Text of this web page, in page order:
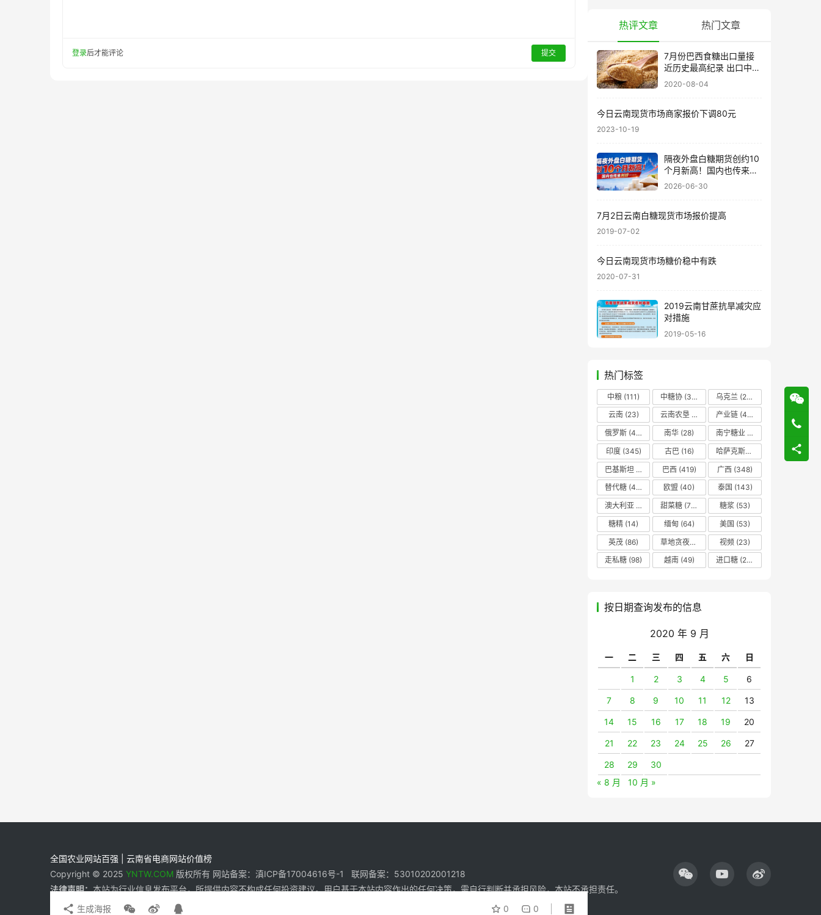
0 0
生成海报
登录后才能评论 提交
热评文章 热门文章
7月份巴西食糖出口量接
近历史最高纪录 出口中国
超40万吨
2020-08-04
今日云南现货市场商家报价下调80元
2023-10-19
隔夜外盘白糖期货创约10
个月新高！国内也传来利
好……
2026-06-30
7月2日云南白糖现货市场报价提高
2019-07-02
今日云南现货市场糖价稳中有跌
2020-07-31
2019云南甘蔗抗旱减灾应
对措施
2019-05-16
热门标签
中粮 (111) 中糖协 (37) 乌克兰 (20)
云南(23) 云南农垦 产业链 (42)
俄罗斯 (43) 南华 (28) 南宁糖业
印度(345) 古巴(16) 哈萨克斯坦
巴基斯坦
巴西(419) 广西 (348)
替代糖 (48) 欧盟 (40) 泰国 (143)
澳大利亚
甜菜糖 (70) 糖浆 (53)
糖精 (14) 缅甸 (64) 美国 (53)
英茂 (86) 草地贪夜蛾 视频 (23)
走私糖 (98) 越南(49) 进口糖 (236)
按日期查询发布的信息
2020 年 9 月
一 二 三 四 五 六 日
1 2 3 4 5 6
7 8 9 10 11 12 13
14 15 16 17 18 19 20
21 22 23 24 25 26 27
28 29
30
« 8 月
10 月 »
全国农业网站百强 | 云南省电商网站价值榜
Copyright © 2025 YNTW.COM 版权所有 网站备案：滇ICP备17004616号-1 联网备案：53010202001218
法律声明：本站为行业信息发布平台，所提供内容不构成任何投资建议。用户基于本站内容作出的任何决策，需自行判断并承担风险，本站不承担责任。